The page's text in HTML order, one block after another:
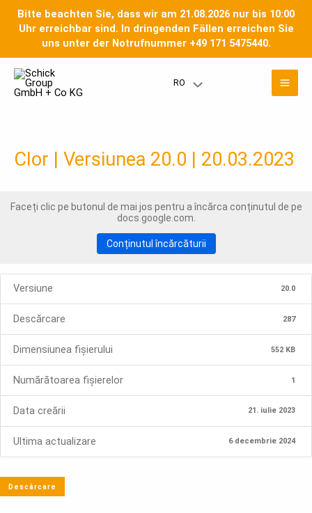
Bitte beachten Sie, dass wir am 21.08.2026 nur bis 10:00
Uhr erreichbar sind. In dringenden Fällen erreichen Sie
uns unter der Notrufnummer +49 171 5475440.
conținut
RO Meniu
Clor | Versiunea 20.0 | 20.03.2023
Faceți clic pe butonul de mai jos pentru a încărca conținutul de pe
docs.google.com.
Conținutul încărcăturii
Versiune 20.0
Descărcare 287
Dimensiunea fișierului 552 KB
Numărătoarea fișierelor 1
Data creării 21. iulie 2023
Ultima actualizare 6 decembrie 2024
Descărcare